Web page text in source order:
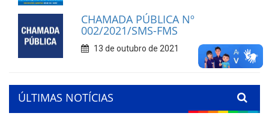
CHAMADA PÚBLICA Nº
002/2021/SMS-FMS
13 de outubro de 2021
ÚLTIMAS NOTÍCIAS